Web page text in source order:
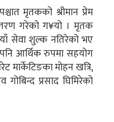
मृतकको श्रीमान प्रेम
गरेको ग¥यो । मृतक
सेवा शुल्क नतिरेको भए
आर्थिक रुपमा सहयोग
मार्केटिङका मोहन खत्रि,
प्रसाद घिमिरेको